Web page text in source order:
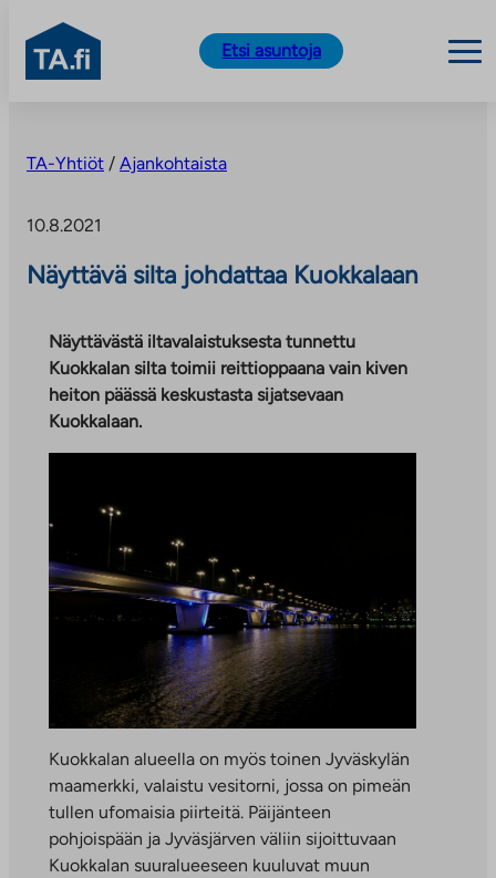
TA.fi
Etsi asuntoja
TA-Yhtiöt / Ajankohtaista
10.8.2021
Näyttävä silta johdattaa Kuokkalaan
Näyttävästä iltavalaistuksesta tunnettu
Kuokkalan silta toimii reittioppaana vain kiven
heiton päässä keskustasta sijatsevaan
Kuokkalaan.
Kuokkalan alueella on myös toinen Jyväskylän
maamerkki, valaistu vesitorni, jossa on pimeän
tullen ufomaisia piirteitä. Päijänteen
pohjoispään ja Jyväsjärven väliin sijoittuvaan
Kuokkalan suuralueeseen kuuluvat muun